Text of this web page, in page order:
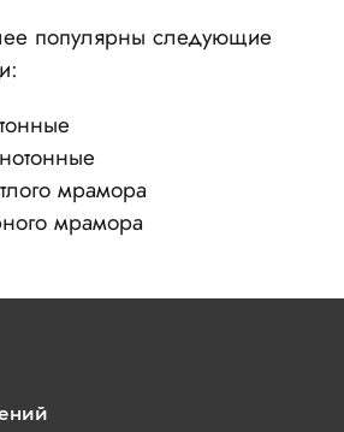
популярны следующие
мрамора
мрамора